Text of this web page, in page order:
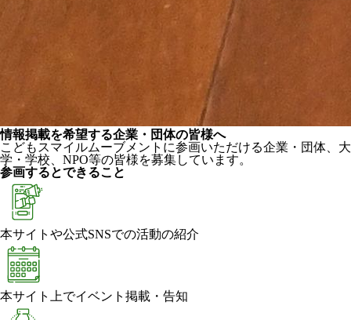
情報掲載を希望する企業・団体の皆様へ
こどもスマイルムーブメントに参画いただける企業・団体、大
学・学校、NPO等の皆様を募集しています。
参画するとできること
本サイトや公式SNSでの活動の紹介
本サイト上でイベント掲載・告知